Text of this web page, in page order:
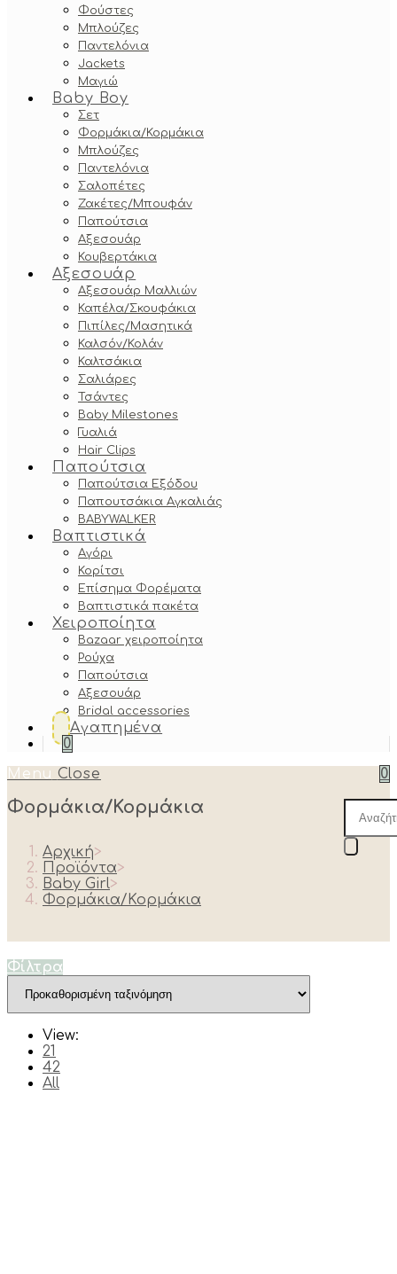
Φούστες
Μπλούζες
Παντελόνια
Jackets
Μαγιώ
Baby Boy
Σετ
Φορμάκια/Κορμάκια
Μπλούζες
Παντελόνια
Σαλοπέτες
Ζακέτες/Μπουφάν
Παπούτσια
Αξεσουάρ
Κουβερτάκια
Αξεσουάρ
Αξεσουάρ Μαλλιών
Καπέλα/Σκουφάκια
Πιπίλες/Μασητικά
Καλσόν/Κολάν
Καλτσάκια
Σαλιάρες
Τσάντες
Baby Milestones
Γυαλιά
Hair Clips
Παπούτσια
Παπούτσια Εξόδου
Παπουτσάκια Αγκαλιάς
BABYWALKER
Βαπτιστικά
Αγόρι
Κορίτσι
Επίσημα Φορέματα
Βαπτιστικά πακέτα
Χειροποίητα
Bazaar χειροποίητα
Ρούχα
Παπούτσια
Αξεσουάρ
Bridal accessories
Αγαπημένα
0
0
Menu Close
search
Φορμάκια/Κορμάκια
Αρχική>
Προϊόντα>
Baby Girl>
Φορμάκια/Κορμάκια
Φίλτρα
View:
21
42
All